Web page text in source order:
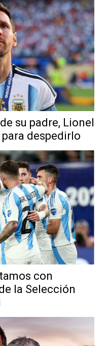
su padre, Lionel
despedirlo
con
la Selección